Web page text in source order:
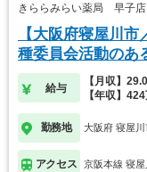
きららみらい薬局 早子
【大阪府寝屋川
種委員会活動の
給与
【月収】
【年収】
勤務地 大阪府 寝屋川
アクセス 京阪本線 寝屋